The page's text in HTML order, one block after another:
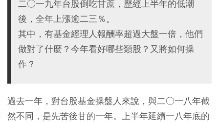
二○一九年台股倒吃甘蔗，歷經上半年的低潮
後，全年上漲逾二三％。
其中，有基金經理人報酬率超過大盤一倍，他們
做對了什麼？今年看好哪些類股？又將如何操
作？
過去一年，對台股基金操盤人來說，與二○一八年截
然不同，是先苦後甘的一年。上半年延續一八年底的